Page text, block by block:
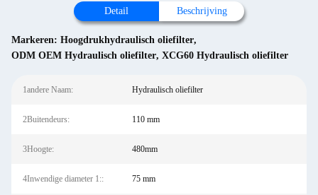
Detail Beschrijving
Markeren: Hoogdrukhydraulisch oliefilter,
ODM OEM Hydraulisch oliefilter, XCG60 Hydraulisch oliefilter
1andere Naam: Hydraulisch oliefilter
2Buitendeurs: 110 mm
3Hoogte: 480mm
4Inwendige diameter 1:: 75 mm